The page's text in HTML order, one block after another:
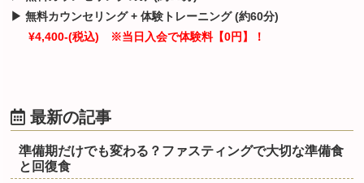
▶ 無料カウンセリング + 体験トレーニング (約60分)
¥4,400-(税込) ※当日入会で体験料【0円】！
最新の記事
準備期だけでも変わる？ファスティングで大切な準備食
と回復食